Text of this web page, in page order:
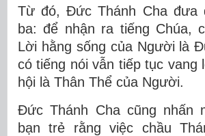
Từ đó, Đức Thánh Cha đưa
ba: để nhận ra tiếng Chúa,
Lời hằng sống của Người là
có tiếng nói vẫn tiếp tục vang
hội là Thân Thể của Người.
Đức Thánh Cha cũng nhấn
bạn trẻ rằng việc chầu